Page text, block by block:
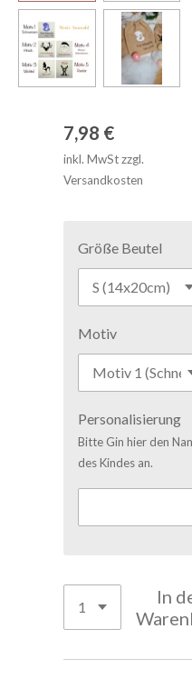
7,98 €
inkl. MwSt zzgl.
Versandkosten
Größe Beutel
Motiv
Personalisierung
Bitte Gin hier den
des Kindes an.
In